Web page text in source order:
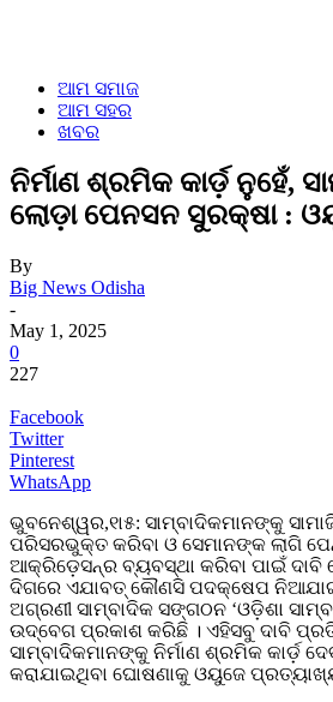
ଆମ ସମାଜ
ଆମ ସହର
ଖବର
ନିର୍ମାଣ ଶ୍ରମିକ କାର୍ଡ଼ ନୁହେଁ,
ଲୋଡ଼ା ପେନସନ ସୁରକ୍ଷା :
By
Big News Odisha
-
May 1, 2025
0
227
Facebook
Twitter
Pinterest
WhatsApp
ଭୁବନେଶ୍ୱର,୧ା୫: ସାମ୍ବାଦିକମାନଙ୍କୁ
ପରିସରଭୁକ୍ତ କରିବା ଓ ସେମାନଙ୍କ ଲାଗି
ଆକ୍ରିଡ଼େସନ୍ର ବ୍ୟବସ୍ଥା କରିବା ପାଇଁ ଦାବି
ଦିଗରେ ଏଯାବତ୍ କୌଣସି ପଦକ୍ଷେପ
ଅଗ୍ରଣୀ ସାମ୍ବାଦିକ ସଙ୍ଗଠନ ‘ଓଡ଼ିଶା
ଉଦ୍ବେଗ ପ୍ରକାଶ କରିଛି । ଏହିସବୁ ଦାବି
ସାମ୍ବାଦିକମାନଙ୍କୁ ନିର୍ମାଣ ଶ୍ରମିକ କାର୍ଡ଼
କରାଯାଇଥିବା ଘୋଷଣାକୁ ଓୟୁଜେ